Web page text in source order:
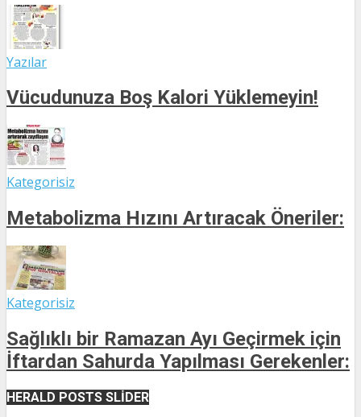
Yazılar
Vücudunuza Boş Kalori Yüklemeyin!
Kategorisiz
Metabolizma Hızını Artıracak Öneriler:
Kategorisiz
Sağlıklı bir Ramazan Ayı Geçirmek için
İftardan Sahurda Yapılması Gerekenler:
HERALD POSTS SLIDER